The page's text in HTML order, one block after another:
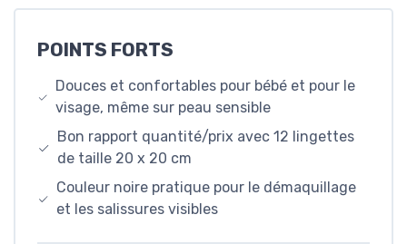
POINTS FORTS
Douces et confortables pour bébé et pour le
visage, même sur peau sensible
Bon rapport quantité/prix avec 12 lingettes
de taille 20 x 20 cm
Couleur noire pratique pour le démaquillage
et les salissures visibles